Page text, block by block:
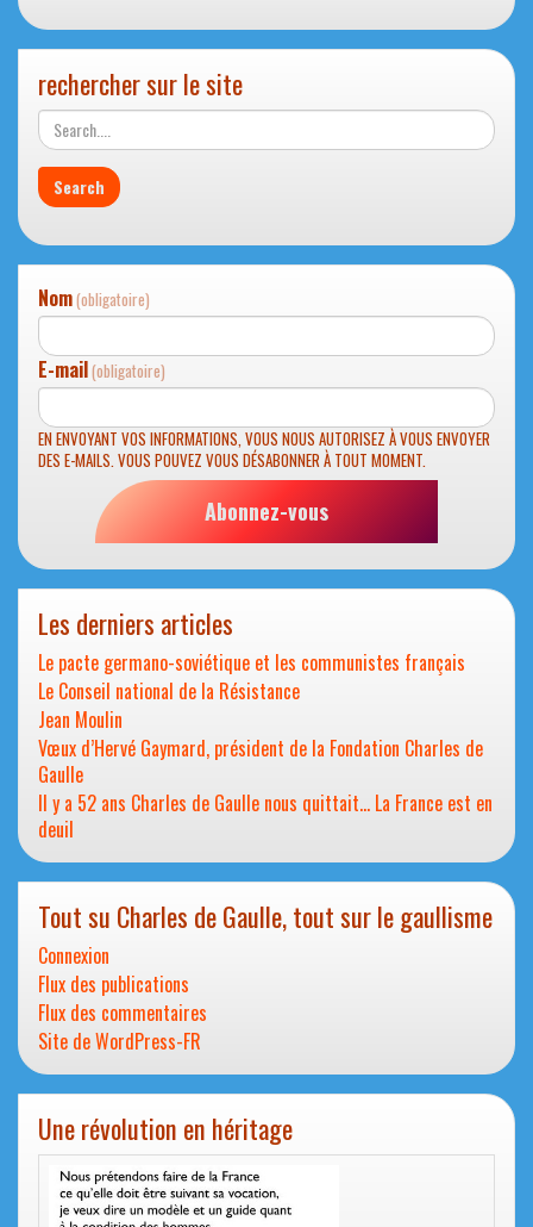
rechercher sur le site
Nom(obligatoire)
E-mail(obligatoire)
EN ENVOYANT VOS INFORMATIONS, VOUS NOUS AUTORISEZ À VOUS ENVOYER
DES E-MAILS. VOUS POUVEZ VOUS DÉSABONNER À TOUT MOMENT.
Abonnez-vous
Les derniers articles
Le pacte germano-soviétique et les communistes français
Le Conseil national de la Résistance
Jean Moulin
Vœux d’Hervé Gaymard, président de la Fondation Charles de
Gaulle
Il y a 52 ans Charles de Gaulle nous quittait… La France est en
deuil
Tout su Charles de Gaulle, tout sur le gaullisme
Connexion
Flux des publications
Flux des commentaires
Site de WordPress-FR
Une révolution en héritage